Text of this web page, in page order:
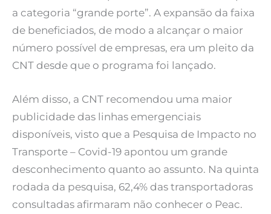
a categoria “grande porte”. A expansão da faixa
de beneficiados, de modo a alcançar o maior
número possível de empresas, era um pleito da
CNT desde que o programa foi lançado.
Além disso, a CNT recomendou uma maior
publicidade das linhas emergenciais
disponíveis, visto que a Pesquisa de Impacto no
Transporte – Covid-19 apontou um grande
desconhecimento quanto ao assunto. Na quinta
rodada da pesquisa, 62,4% das transportadoras
consultadas afirmaram não conhecer o Peac.